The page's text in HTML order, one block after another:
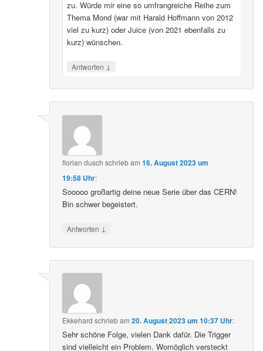
zu. Würde mir eine so umfrangreiche Reihe zum
Thema Mond (war mit Harald Hoffmann von 2012
viel zu kurz) oder Juice (von 2021 ebenfalls zu
kurz) wünschen.
Antworten ↓
florian dusch schriebam16. August 2023 um
19:58 Uhr:
Sooooo großartig deine neue Serie über das CERN!
Bin schwer begeistert.
Antworten ↓
Ekkehard schriebam20. August 2023 um 10:37 Uhr:
Sehr schöne Folge, vielen Dank dafür. Die Trigger
sind vielleicht ein Problem. Womöglich versteckt